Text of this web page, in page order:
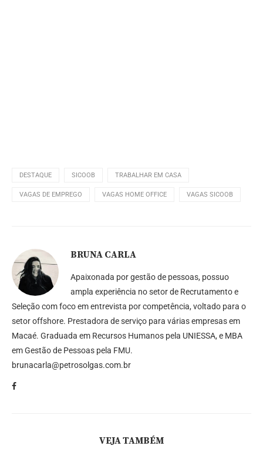
DESTAQUE SICOOB TRABALHAR EM CASA
VAGAS DE EMPREGO VAGAS HOME OFFICE VAGAS SICOOB
BRUNA CARLA
Apaixonada por gestão de pessoas, possuo
ampla experiência no setor de Recrutamento e
Seleção com foco em entrevista por competência, voltado para o
setor offshore. Prestadora de serviço para várias empresas em
Macaé. Graduada em Recursos Humanos pela UNIESSA, e MBA
em Gestão de Pessoas pela FMU.
brunacarla@petrosolgas.com.br
VEJA TAMBÉM